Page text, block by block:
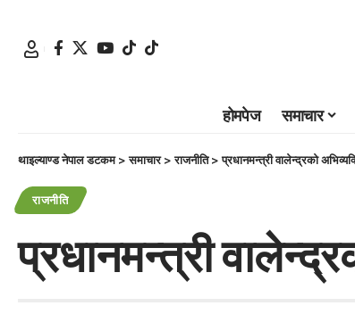
होमपेज समाचार
थाइल्याण्ड नेपाल डटकम>समाचार>राजनीति>प्रधानमन्त्री वालेन्द्रको
राजनीति
प्रधानमन्त्री